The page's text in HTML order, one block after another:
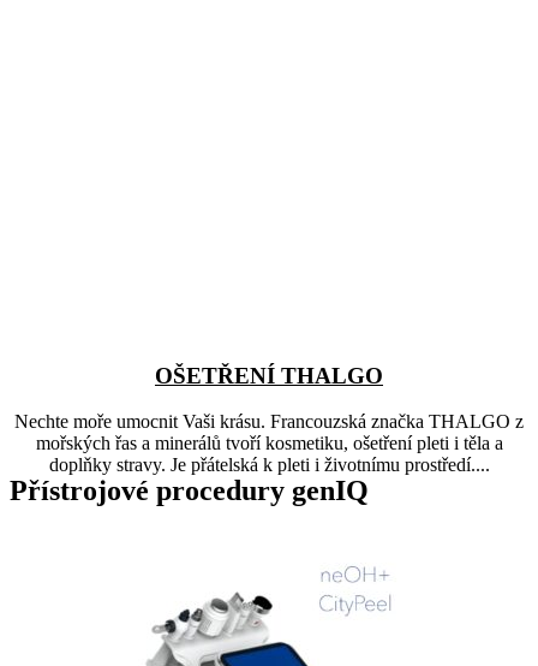
OŠETŘENÍ THALGO
Nechte moře umocnit Vaši krásu. Francouzská značka THALGO z
mořských řas a minerálů tvoří kosmetiku, ošetření pleti i těla a
doplňky stravy. Je přátelská k pleti i životnímu prostředí....
Přístrojové procedury genIQ